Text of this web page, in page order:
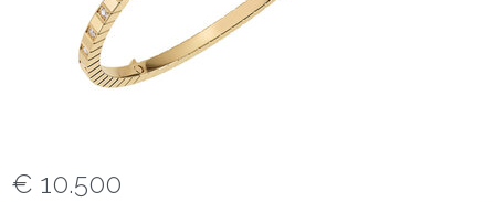
€ 10.500